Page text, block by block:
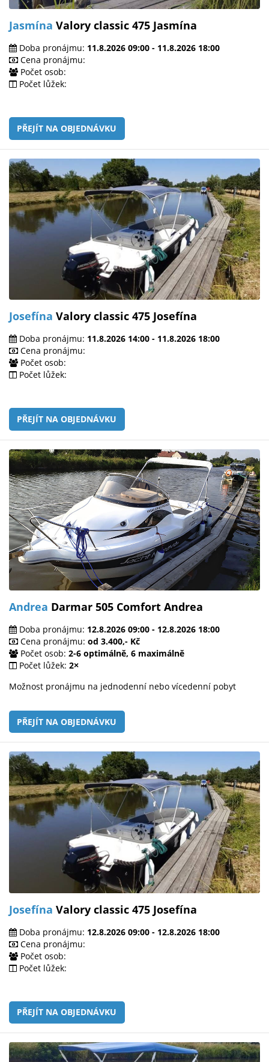
Jasmína Valory classic 475 Jasmína
Doba pronájmu: 11.8.2026 09:00 - 11.8.2026 18:00
Cena pronájmu:
Počet osob:
Počet lůžek:
PŘEJÍT NA OBJEDNÁVKU
Josefína Valory classic 475 Josefína
Doba pronájmu: 11.8.2026 14:00 - 11.8.2026 18:00
Cena pronájmu:
Počet osob:
Počet lůžek:
PŘEJÍT NA OBJEDNÁVKU
Andrea Darmar 505 Comfort Andrea
Doba pronájmu: 12.8.2026 09:00 - 12.8.2026 18:00
Cena pronájmu: od 3.400,- Kč
Počet osob: 2-6 optimálně, 6 maximálně
Počet lůžek: 2×
Možnost pronájmu na jednodenní nebo vícedenní pobyt
PŘEJÍT NA OBJEDNÁVKU
Josefína Valory classic 475 Josefína
Doba pronájmu: 12.8.2026 09:00 - 12.8.2026 18:00
Cena pronájmu:
Počet osob:
Počet lůžek:
PŘEJÍT NA OBJEDNÁVKU